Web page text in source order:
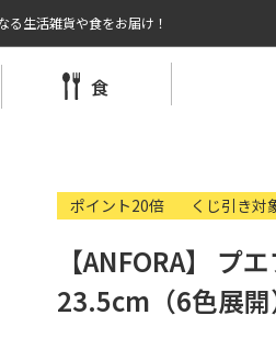
る生活雑貨や食をお届け！
食
ポイント20倍 くじ引き対
【ANFORA】 プ
23.5cm（6色展開